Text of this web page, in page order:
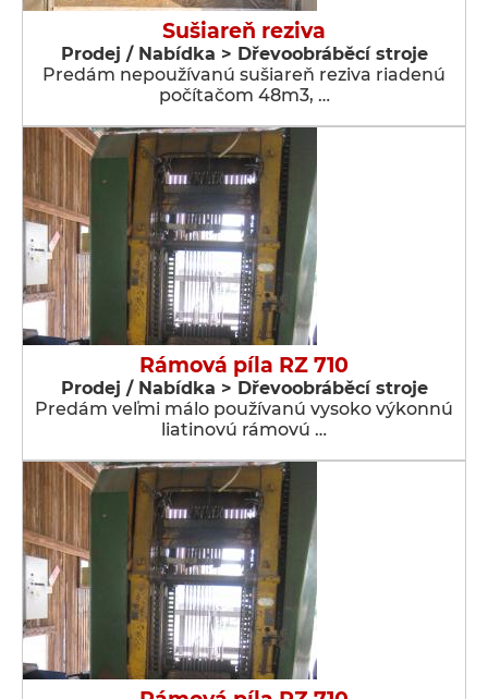
Sušiareň reziva
Prodej / Nabídka > Dřevoobráběcí stroje
Predám nepoužívanú sušiareň reziva riadenú
počítačom 48m3, …
Rámová píla RZ 710
Prodej / Nabídka > Dřevoobráběcí stroje
Predám veľmi málo používanú vysoko výkonnú
liatinovú rámovú …